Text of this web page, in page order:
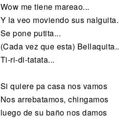
Wow me tiene mareao...
Y la veo moviendo sus
Se pone putita...
(Cada vez que esta)
Ti-ri-di-tatata...
Si quiere pa casa nos vamos
Nos arrebatamos, chingamos
luego de su baño nos damos